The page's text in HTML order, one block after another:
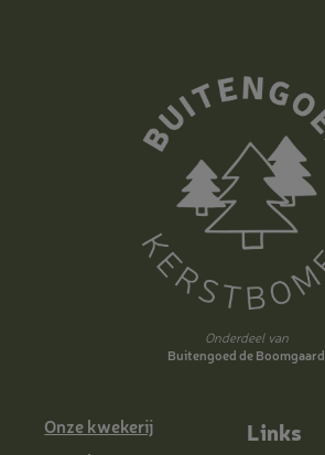
Onderdeel van
Buitengoed de Boomgaard
Onze kwekerij
Links